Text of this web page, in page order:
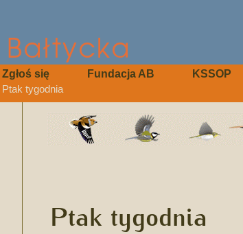
Zgłoś się Fundacja AB KSSOP
Ptak tygodnia
Ptak tygodnia